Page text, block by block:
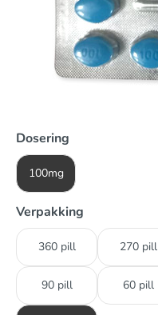
Dosering
100mg
Verpakking
360 pill 270 pill
90 pill 60 pill